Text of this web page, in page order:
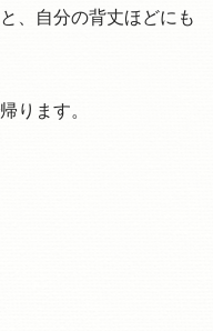
、自分の背丈ほどにも
ります。